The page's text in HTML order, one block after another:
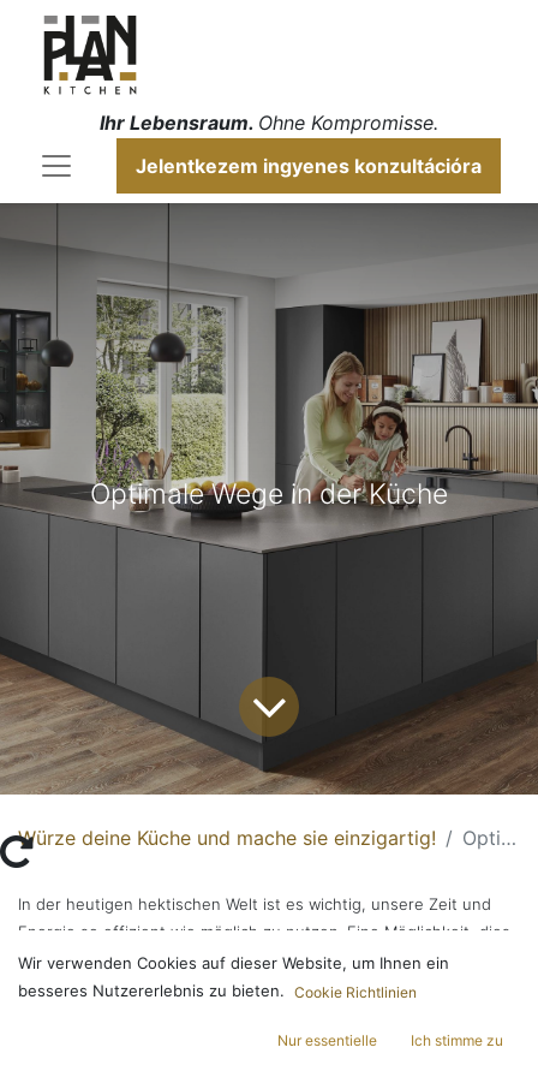
Jelentkezem ingyenes konzultációra
Ihr Lebensraum. Ohne Kompromisse​.
Optimale Wege in der Küche
Würze deine Küche und mache sie einzigartig! Optimale Wege in der Küche
In der heutigen hektischen Welt ist es wichtig, unsere Zeit und
Energie so effizient wie möglich zu nutzen. Eine Möglichkeit, dies
zu erreichen, besteht darin, die Wege in der Küche zu optimieren.
Wir verwenden Cookies auf dieser Website, um Ihnen ein
besseres Nutzererlebnis zu bieten. Cookie Richtlinien
Nur essentielle Ich stimme zu